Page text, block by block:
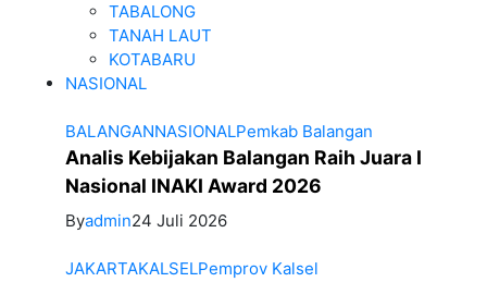
TABALONG
TANAH LAUT
KOTABARU
NASIONAL
BALANGANNASIONALPemkab Balangan
Analis Kebijakan Balangan Raih Juara I
Nasional INAKI Award 2026
Byadmin24 Juli 2026
JAKARTAKALSELPemprov Kalsel